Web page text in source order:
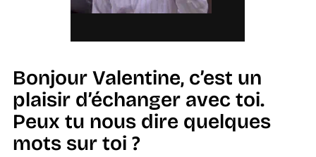
Bonjour Valentine, c’est un
plaisir d’échanger avec toi.
Peux tu nous dire quelques
mots sur toi ?